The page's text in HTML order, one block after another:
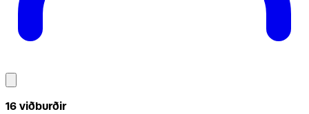
16 viðburðir